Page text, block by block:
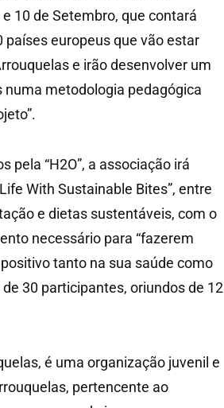
10 de Setembro, que contará
europeus que vão estar
e irão desenvolver um
numa metodologia pedagógica
pela “H2O”, a associação irá
With Sustainable Bites”, entre
e dietas sustentáveis, com o
necessário para “fazerem
tanto na sua saúde como
30 participantes, oriundos de 12
é uma organização juvenil e
pertencente ao